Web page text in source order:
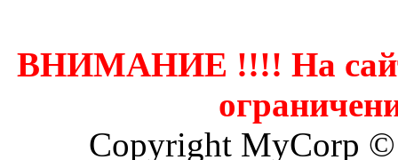
ВНИМАНИЕ !!!! На
Copyright MyCorp